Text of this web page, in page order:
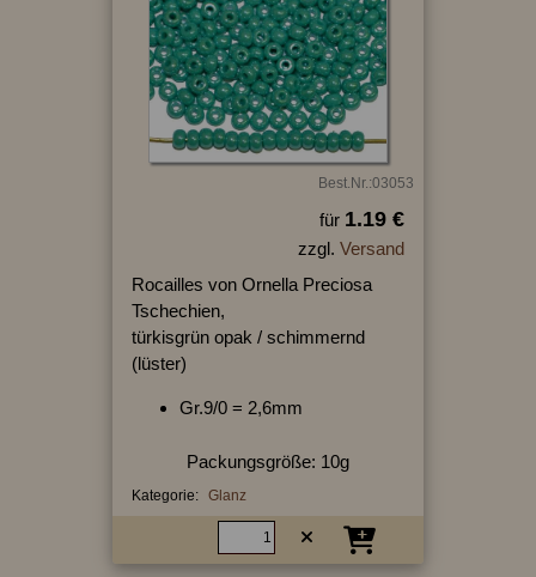
Best.Nr.:03053
für 1.19 €
zzgl. Versand
Rocailles von Ornella Preciosa
Tschechien,
türkisgrün opak / schimmernd
(lüster)
Gr.9/0 = 2,6mm
Packungsgröße: 10g
Kategorie: Glanz